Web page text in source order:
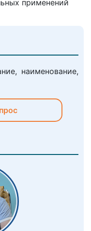
применений
наименование,